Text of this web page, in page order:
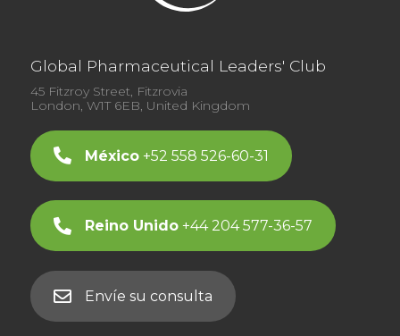
Global Pharmaceutical Leaders' Club
45 Fitzroy Street, Fitzrovia
London, W1T 6EB, United Kingdom
México +52 558 526-60-31
Reino Unido +44 204 577-36-57
Envíe su consulta